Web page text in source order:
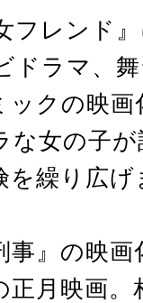
フレンド
ドラマ、
クの映画
な女の子
を繰り広げ
事』の映
正月映画。